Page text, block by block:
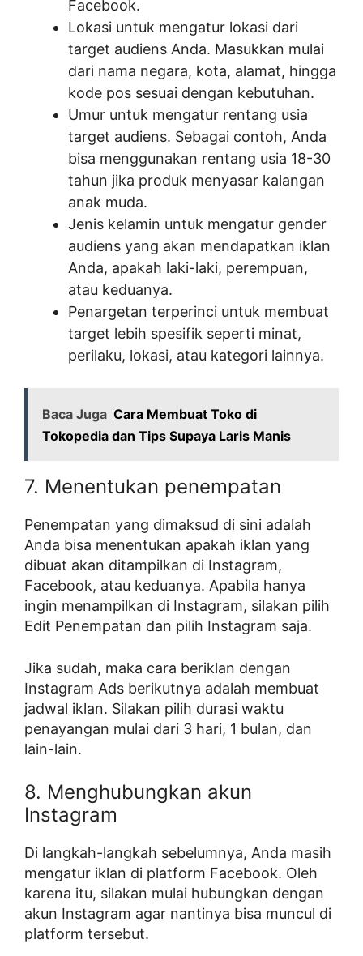
Facebook.
Lokasi untuk mengatur lokasi dari
target audiens Anda. Masukkan mulai
dari nama negara, kota, alamat, hingga
kode pos sesuai dengan kebutuhan.
Umur untuk mengatur rentang usia
target audiens. Sebagai contoh, Anda
bisa menggunakan rentang usia 18-30
tahun jika produk menyasar kalangan
anak muda.
Jenis kelamin untuk mengatur gender
audiens yang akan mendapatkan iklan
Anda, apakah laki-laki, perempuan,
atau keduanya.
Penargetan terperinci untuk membuat
target lebih spesifik seperti minat,
perilaku, lokasi, atau kategori lainnya.
Baca Juga Cara Membuat Toko di
Tokopedia dan Tips Supaya Laris Manis
7. Menentukan penempatan
Penempatan yang dimaksud di sini adalah
Anda bisa menentukan apakah iklan yang
dibuat akan ditampilkan di Instagram,
Facebook, atau keduanya. Apabila hanya
ingin menampilkan di Instagram, silakan pilih
Edit Penempatan dan pilih Instagram saja.
Jika sudah, maka cara beriklan dengan
Instagram Ads berikutnya adalah membuat
jadwal iklan. Silakan pilih durasi waktu
penayangan mulai dari 3 hari, 1 bulan, dan
lain-lain.
8. Menghubungkan akun
Instagram
Di langkah-langkah sebelumnya, Anda masih
mengatur iklan di platform Facebook. Oleh
karena itu, silakan mulai hubungkan dengan
akun Instagram agar nantinya bisa muncul di
platform tersebut.